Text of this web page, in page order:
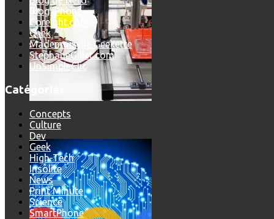
L’intelligence artificielle de Google a maintenant son propre
Blog iPhone
Coreight.com
Geek
Mademoizelle Geekette
StephaneGillet.com
UnSimpleClic
Catégories
Concepts
Culture
Dev
Geek
High-Tech
Insolite
News
Print'Minute
Science
SmartPhone